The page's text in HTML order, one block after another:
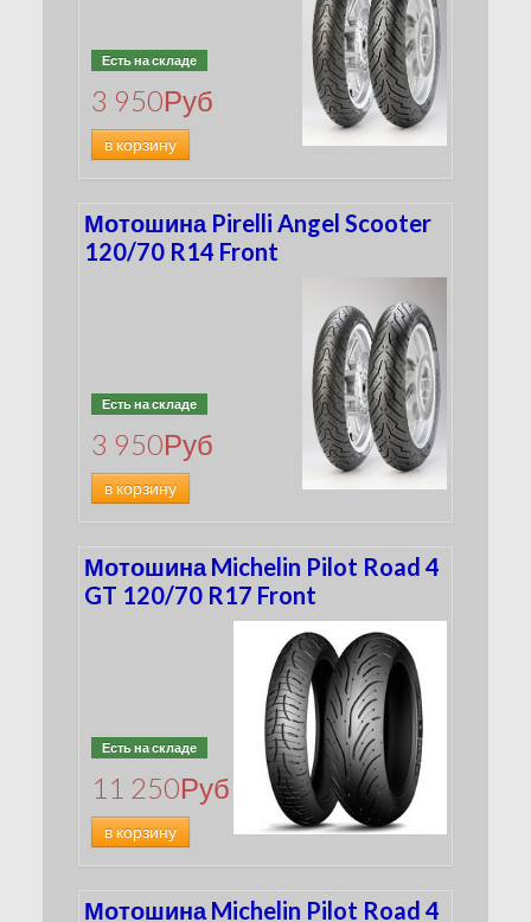
Есть на складе
3 950Руб
в корзину
Мотошина Pirelli Angel Scooter
120/70 R14 Front
Есть на складе
3 950Руб
в корзину
Мотошина Michelin Pilot Road 4
GT 120/70 R17 Front
Есть на складе
11 250Руб
в корзину
Мотошина Michelin Pilot Road 4